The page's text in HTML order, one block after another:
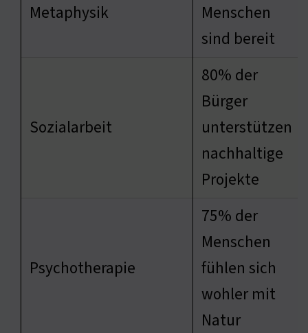
Metaphysik
Menschen
sind bereit
Sozialarbeit
80% der
Bürger
unterstützen
nachhaltige
Projekte
Psychotherapie
75% der
Menschen
fühlen sich
wohler mit
Natur